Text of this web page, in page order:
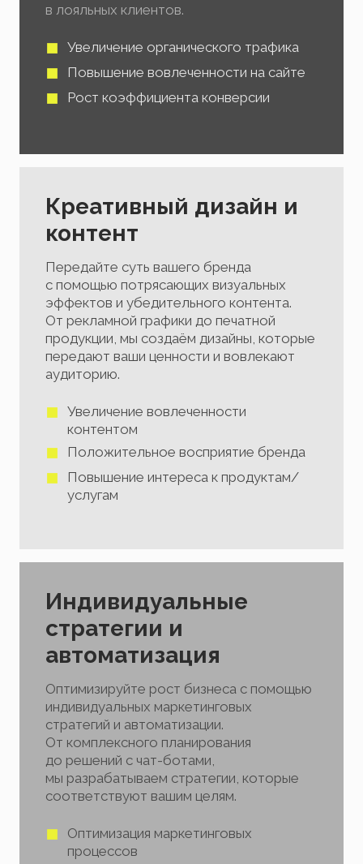
в лояльных клиентов.
Увеличение органического трафика
Повышение вовлеченности на сайте
Рост коэффициента конверсии
Креативный дизайн и
контент
Передайте суть вашего бренда
с помощью потрясающих визуальных
эффектов и убедительного контента.
От рекламной графики до печатной
продукции, мы создаём дизайны, которые
передают ваши ценности и вовлекают
аудиторию.
Увеличение вовлеченности
контентом
Положительное восприятие бренда
Повышение интереса к продуктам/
услугам
Индивидуальные
стратегии и
автоматизация
Оптимизируйте рост бизнеса с помощью
индивидуальных маркетинговых
стратегий и автоматизации.
От комплексного планирования
до решений с чат-ботами,
мы разрабатываем стратегии, которые
соответствуют вашим целям.
Оптимизация маркетинговых
процессов